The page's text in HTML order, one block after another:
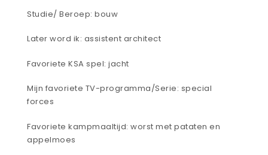
Studie/ Beroep: bouw
Later word ik: assistent architect
Favoriete KSA spel: jacht
Mijn favoriete TV-programma/Serie: special
forces
Favoriete kampmaaltijd: worst met pataten en
appelmoes